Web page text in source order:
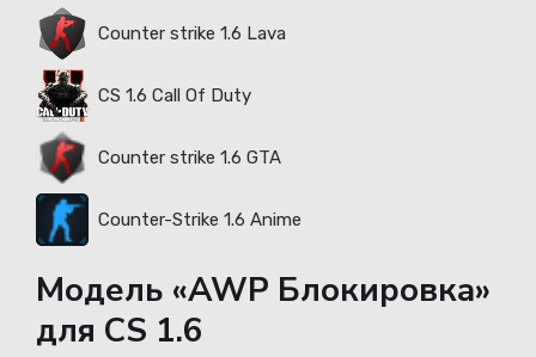
Counter strike 1.6 Lava
CS 1.6 Call Of Duty
Counter strike 1.6 GTA
Counter-Strike 1.6 Anime
Модель «AWP Блокировка»
для CS 1.6